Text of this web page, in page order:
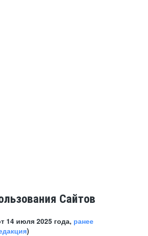
Сайтов
14 июля 2025 года, ранее
)